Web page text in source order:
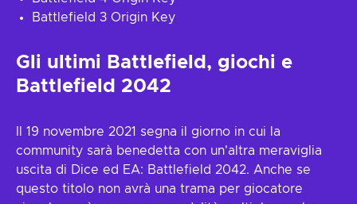
Battlefield 3 Origin Key
Gli ultimi Battlefield, giochi e
Battlefield 2042
Il 19 novembre 2021 segna il giorno in cui la
community sarà benedetta con un'altra meraviglia
uscita di Dice ed EA: Battlefield 2042. Anche se
questo titolo non avrà una trama per giocatore